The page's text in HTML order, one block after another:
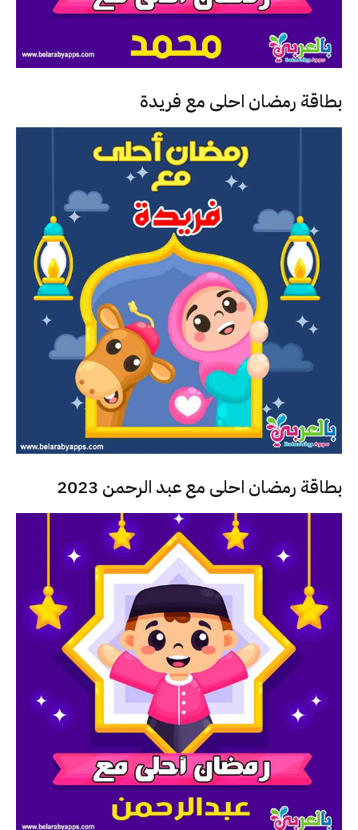
بطاقة رمضان احلى مع فريدة
بطاقة رمضان احلى مع عبد الرحمن 2023